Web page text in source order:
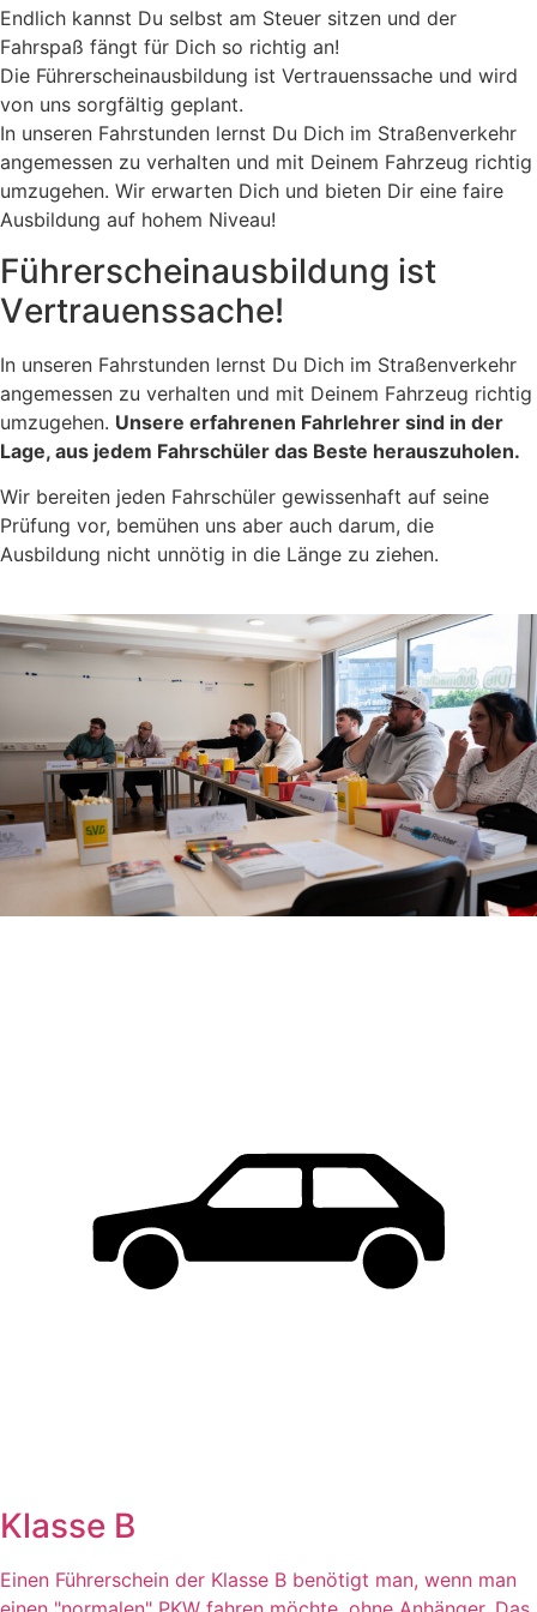
Endlich kannst Du selbst am Steuer sitzen und der
Fahrspaß fängt für Dich so richtig an!
Die Führerscheinausbildung ist Vertrauenssache und wird
von uns sorgfältig geplant.
In unseren Fahrstunden lernst Du Dich im Straßenverkehr
angemessen zu verhalten und mit Deinem Fahrzeug richtig
umzugehen. Wir erwarten Dich und bieten Dir eine faire
Ausbildung auf hohem Niveau!
Führerscheinausbildung ist
Vertrauenssache!
In unseren Fahrstunden lernst Du Dich im Straßenverkehr
angemessen zu verhalten und mit Deinem Fahrzeug richtig
umzugehen. Unsere erfahrenen Fahrlehrer sind in der
Lage, aus jedem Fahrschüler das Beste herauszuholen.
Wir bereiten jeden Fahrschüler gewissenhaft auf seine
Prüfung vor, bemühen uns aber auch darum, die
Ausbildung nicht unnötig in die Länge zu ziehen.
Klasse B
Einen Führerschein der Klasse B benötigt man, wenn man